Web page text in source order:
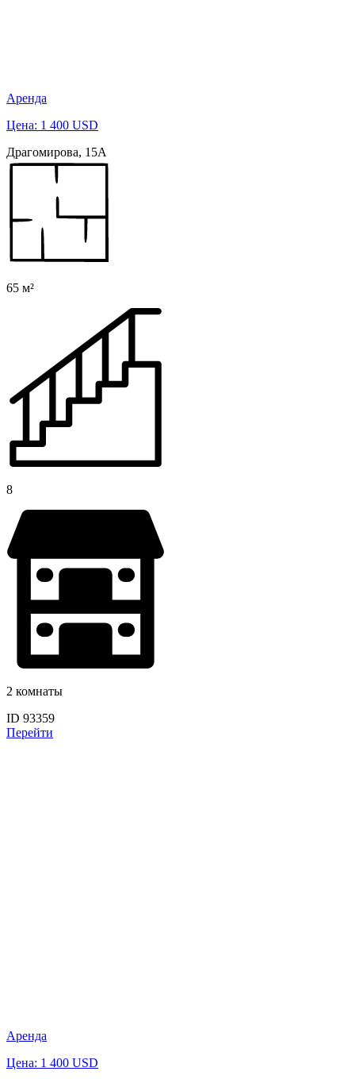
Аренда
Цена: 1 400 USD
Драгомирова, 15А
65 м²
8
2 комнаты
ID 93359
Перейти
Аренда
Цена: 1 400 USD